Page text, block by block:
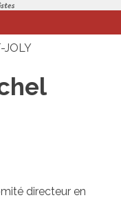
JOLY
directeur en